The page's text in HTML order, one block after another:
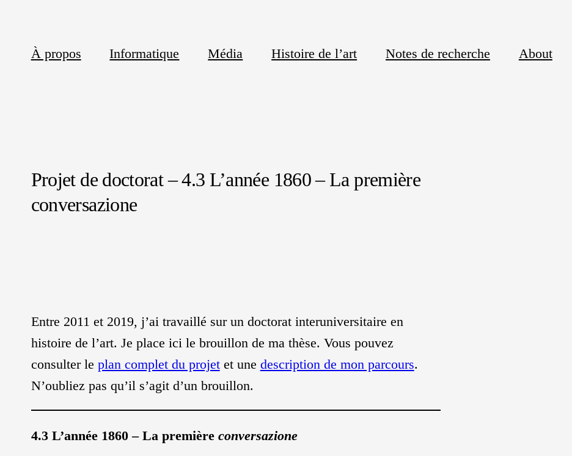
À propos Informatique Média Histoire de l’art Notes de recherche About
Projet de doctorat – 4.3 L’année 1860 – La première
conversazione
Entre 2011 et 2019, j’ai travaillé sur un doctorat interuniversitaire en
histoire de l’art. Je place ici le brouillon de ma thèse. Vous pouvez
consulter le plan complet du projetet une description de mon parcours.
N’oubliez pas qu’il s’agit d’un brouillon.
4.3 L’année 1860 – La première conversazione